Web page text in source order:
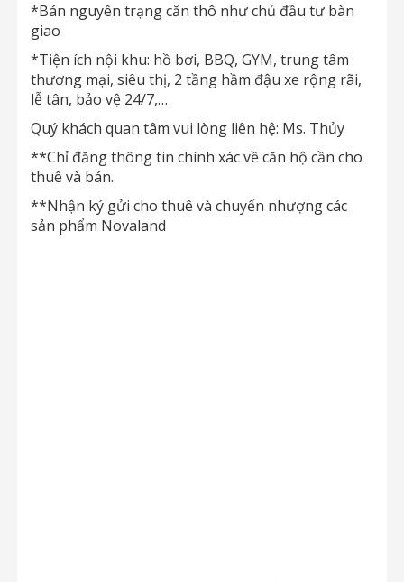
*Bán nguyên trạng căn thô như chủ đầu tư bàn
giao
*Tiện ích nội khu: hồ bơi, BBQ, GYM, trung tâm
thương mại, siêu thị, 2 tầng hầm đậu xe rộng rãi,
lễ tân, bảo vệ 24/7,…
Quý khách quan tâm vui lòng liên hệ: Ms. Thủy
**Chỉ đăng thông tin chính xác về căn hộ cần cho
thuê và bán.
**Nhận ký gửi cho thuê và chuyển nhượng các
sản phẩm Novaland